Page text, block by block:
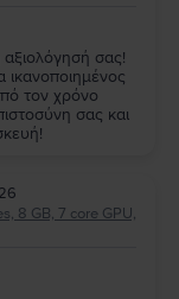
σας!
ικανοποιημένος
τον χρόνο
σας και
8 GB, 7 core GPU,